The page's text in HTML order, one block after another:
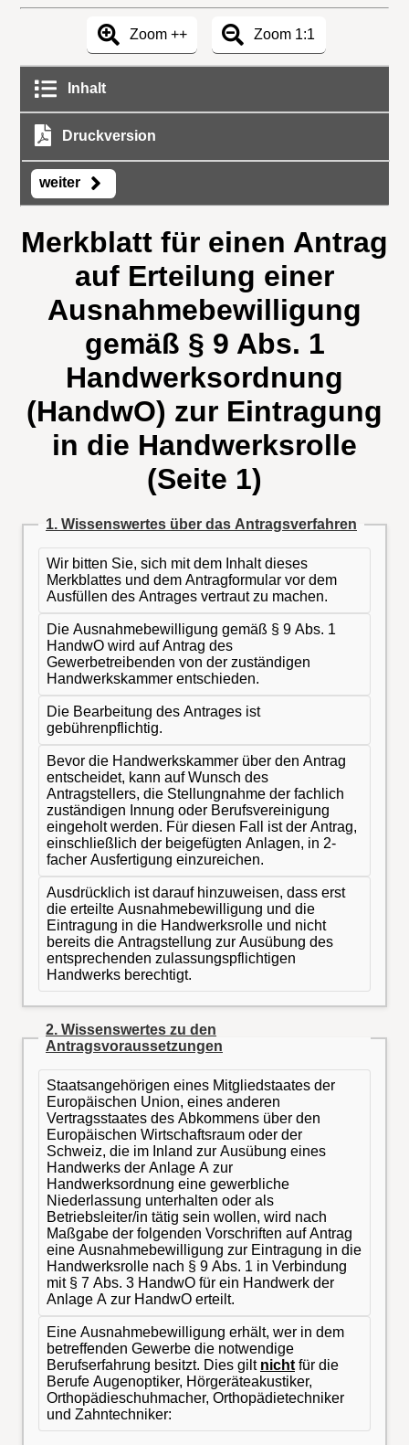
Zoom ++ Zoom 1:1
Inhalt
Druckversion
weiter
Merkblatt für einen Antrag
auf Erteilung einer
Ausnahmebewilligung
gemäß § 9 Abs. 1
Handwerksordnung
(HandwO) zur Eintragung
in die Handwerksrolle
(Seite 1)
1. Wissenswertes über das Antragsverfahren
Wir bitten Sie, sich mit dem Inhalt dieses
Merkblattes und dem Antragformular vor dem
Ausfüllen des Antrages vertraut zu machen.
Die Ausnahmebewilligung gemäß § 9 Abs. 1
HandwO wird auf Antrag des
Gewerbetreibenden von der zuständigen
Handwerkskammer entschieden.
Die Bearbeitung des Antrages ist
gebührenpflichtig.
Bevor die Handwerkskammer über den Antrag
entscheidet, kann auf Wunsch des
Antragstellers, die Stellungnahme der fachlich
zuständigen Innung oder Berufsvereinigung
eingeholt werden. Für diesen Fall ist der Antrag,
einschließlich der beigefügten Anlagen, in 2-
facher Ausfertigung einzureichen.
Ausdrücklich ist darauf hinzuweisen, dass erst
die erteilte Ausnahmebewilligung und die
Eintragung in die Handwerksrolle und nicht
bereits die Antragstellung zur Ausübung des
entsprechenden zulassungspflichtigen
Handwerks berechtigt.
2. Wissenswertes zu den
Antragsvoraussetzungen
Staatsangehörigen eines Mitgliedstaates der
Europäischen Union, eines anderen
Vertragsstaates des Abkommens über den
Europäischen Wirtschaftsraum oder der
Schweiz, die im Inland zur Ausübung eines
Handwerks der Anlage A zur
Handwerksordnung eine gewerbliche
Niederlassung unterhalten oder als
Betriebsleiter/in tätig sein wollen, wird nach
Maßgabe der folgenden Vorschriften auf Antrag
eine Ausnahmebewilligung zur Eintragung in die
Handwerksrolle nach § 9 Abs. 1 in Verbindung
mit § 7 Abs. 3 HandwO für ein Handwerk der
Anlage A zur HandwO erteilt.
Eine Ausnahmebewilligung erhält, wer in dem
betreffenden Gewerbe die notwendige
Berufserfahrung besitzt. Dies gilt nicht für die
Berufe Augenoptiker, Hörgeräteakustiker,
Orthopädieschuhmacher, Orthopädietechniker
und Zahntechniker: